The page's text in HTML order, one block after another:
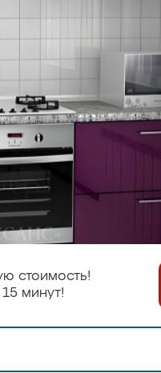
стоимость!
минут!